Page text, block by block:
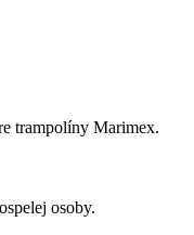
osoby.
trampolíny Marimex.